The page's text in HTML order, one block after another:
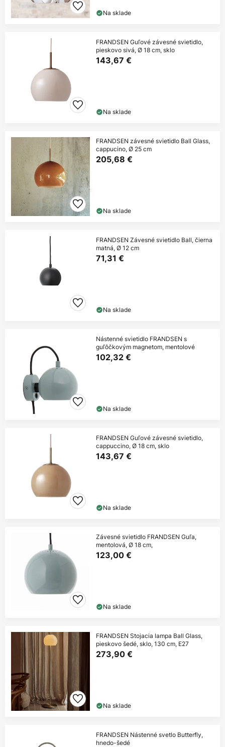
Na sklade
FRANDSEN Guľové závesné svietidlo,
pieskovo sivá, Ø 18 cm, sklo
143,67 €
Na sklade
FRANDSEN závesné svietidlo Ball Glass,
cappucino, Ø 25 cm
205,68 €
Na sklade
FRANDSEN Závesné svietidlo Ball, čierna
matná, Ø 12 cm
71,31 €
Na sklade
Nástenné svietidlo FRANDSEN s
guľôčkovým magnetom, mentolové
102,32 €
Na sklade
FRANDSEN Guľové závesné svietidlo,
cappuccino, Ø 18 cm, sklo
143,67 €
Na sklade
Závesné svietidlo FRANDSEN Guľa,
mentolová, Ø 18 cm,
123,00 €
Na sklade
FRANDSEN Stojacia lampa Ball Glass,
pieskovo šedé, sklo, 130 cm, E27
273,90 €
Na sklade
FRANDSEN Nástenné svetlo Butterfly,
hnedo-šedé